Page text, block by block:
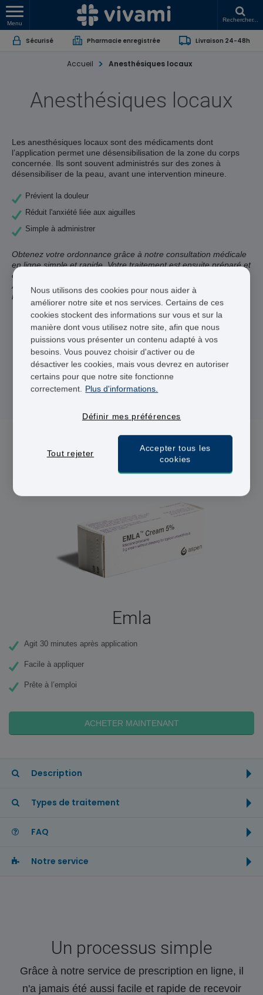
Menu
Rechercher...
Sécurisé Pharmacie enregistrée Livraison 24-48h
Accueil Anesthésiques locaux
Anesthésiques locaux
Les anesthésiques locaux sont des médicaments dont
l’application permet une désensibilisation de la zone du corps
concernée. Ils sont souvent administrés sur des zones à
désensibiliser de la peau, avant une intervention mineure.
Prévient la douleur
Réduit l'anxiété liée aux aiguilles
Simple à administrer
Obtenez votre ordonnance grâce à notre consultation médicale
en ligne simple et rapide. Votre traitement est ensuite préparé et
expédié par nos pharmacies partenaires agréées en Europe.
Après validation médicale, votre colis sera livré en 24 à 48
heures ouvrées.
Praticiens agréés
Livraison 48 heures
Paiement sécurisé
1 médicament(s) pour Anesthésiques locaux
Emla
Agit 30 minutes après application
Facile à appliquer
Prête à l’emploi
ACHETER MAINTENANT
Description
Types de traitement
FAQ
Notre service
Un processus simple
Grâce à notre service de prescription en ligne, il
n'a jamais été aussi facile et rapide de recevoir
Nous utilisons des cookies pour nous aider à
améliorer notre site et nos services. Certains de ces
cookies stockent des informations sur vous et sur la
manière dont vous utilisez notre site, afin que nous
puissions vous présenter un contenu adapté à vos
besoins. Vous pouvez choisir d'activer ou de
désactiver les cookies, mais vous devrez en autoriser
certains pour que notre site fonctionne
correctement.
Plus d'informations.
Définir mes préférences
Tout rejeter
Accepter tous les
cookies